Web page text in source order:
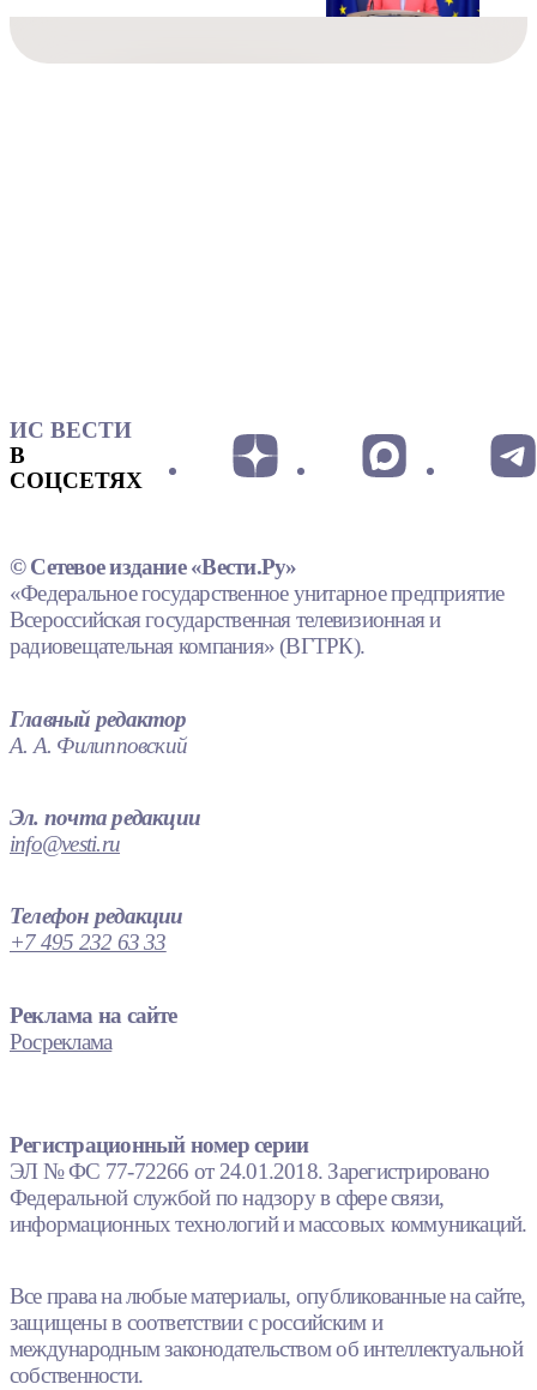
ИС ВЕСТИ
В
СОЦСЕТЯХ
© Сетевое издание «Вести.Ру»
«Федеральное государственное унитарное предприятие
Всероссийская государственная телевизионная и
радиовещательная компания» (ВГТРК).
Главный редактор
А. А. Филипповский
Эл. почта редакции
info@vesti.ru
Телефон редакции
+7 495 232 63 33
Реклама на сайте
Росреклама
Регистрационный номер серии
ЭЛ № ФС 77-72266 от 24.01.2018. Зарегистрировано
Федеральной службой по надзору в сфере связи,
информационных технологий и массовых коммуникаций.
Все права на любые материалы, опубликованные на сайте,
защищены в соответствии с российским и
международным законодательством об интеллектуальной
собственности.